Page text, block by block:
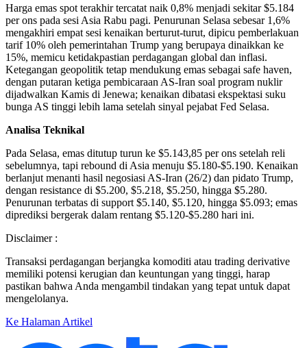
Harga emas spot terakhir tercatat naik 0,8% menjadi sekitar $5.184
per ons pada sesi Asia Rabu pagi. Penurunan Selasa sebesar 1,6%
mengakhiri empat sesi kenaikan berturut-turut, dipicu pemberlakuan
tarif 10% oleh pemerintahan Trump yang berupaya dinaikkan ke
15%, memicu ketidakpastian perdagangan global dan inflasi.
Ketegangan geopolitik tetap mendukung emas sebagai safe haven,
dengan putaran ketiga pembicaraan AS-Iran soal program nuklir
dijadwalkan Kamis di Jenewa; kenaikan dibatasi ekspektasi suku
bunga AS tinggi lebih lama setelah sinyal pejabat Fed Selasa.
Analisa Teknikal
Pada Selasa, emas ditutup turun ke $5.143,85 per ons setelah reli
sebelumnya, tapi rebound di Asia menuju $5.180-$5.190. Kenaikan
berlanjut menanti hasil negosiasi AS-Iran (26/2) dan pidato Trump,
dengan resistance di $5.200, $5.218, $5.250, hingga $5.280.
Penurunan terbatas di support $5.140, $5.120, hingga $5.093; emas
diprediksi bergerak dalam rentang $5.120-$5.280 hari ini.
Disclaimer :
Transaksi perdagangan berjangka komoditi atau trading derivative
memiliki potensi kerugian dan keuntungan yang tinggi, harap
pastikan bahwa Anda mengambil tindakan yang tepat untuk dapat
mengelolanya.
Ke Halaman Artikel